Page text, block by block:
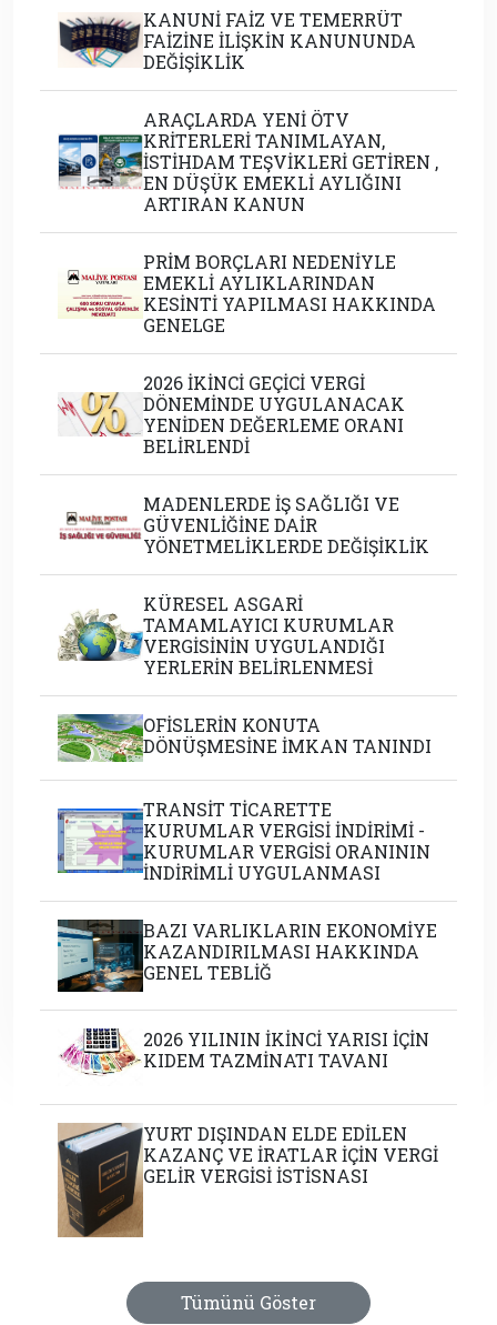
KANUNİ FAİZ VE TEMERRÜT
FAİZİNE İLİŞKİN KANUNUNDA
DEĞİŞİKLİK
ARAÇLARDA YENİ ÖTV
KRİTERLERİ TANIMLAYAN,
İSTİHDAM TEŞVİKLERİ GETİREN ,
EN DÜŞÜK EMEKLİ AYLIĞINI
ARTIRAN KANUN
PRİM BORÇLARI NEDENİYLE
EMEKLİ AYLIKLARINDAN
KESİNTİ YAPILMASI HAKKINDA
GENELGE
2026 İKİNCİ GEÇİCİ VERGİ
DÖNEMİNDE UYGULANACAK
YENİDEN DEĞERLEME ORANI
BELİRLENDİ
MADENLERDE İŞ SAĞLIĞI VE
GÜVENLİĞİNE DAİR
YÖNETMELİKLERDE DEĞİŞİKLİK
KÜRESEL ASGARİ
TAMAMLAYICI KURUMLAR
VERGİSİNİN UYGULANDIĞI
YERLERİN BELİRLENMESİ
OFİSLERİN KONUTA
DÖNÜŞMESİNE İMKAN TANINDI
TRANSİT TİCARETTE
KURUMLAR VERGİSİ İNDİRİMİ -
KURUMLAR VERGİSİ ORANININ
İNDİRİMLİ UYGULANMASI
BAZI VARLIKLARIN EKONOMİYE
KAZANDIRILMASI HAKKINDA
GENEL TEBLİĞ
2026 YILININ İKİNCİ YARISI İÇİN
KIDEM TAZMİNATI TAVANI
YURT DIŞINDAN ELDE EDİLEN
KAZANÇ VE İRATLAR İÇİN VERGİ
GELİR VERGİSİ İSTİSNASI
Tümünü Göster